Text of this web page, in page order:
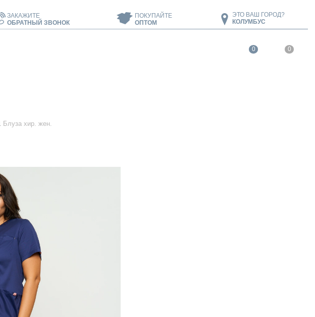
ЗАКАЖИТЕ
ОБРАТНЫЙ ЗВОНОК
ПОКУПАЙТЕ
ОПТОМ
ЭТО ВАШ ГОРОД?
КОЛУМБУС
0 0
Блуза хир. жен.